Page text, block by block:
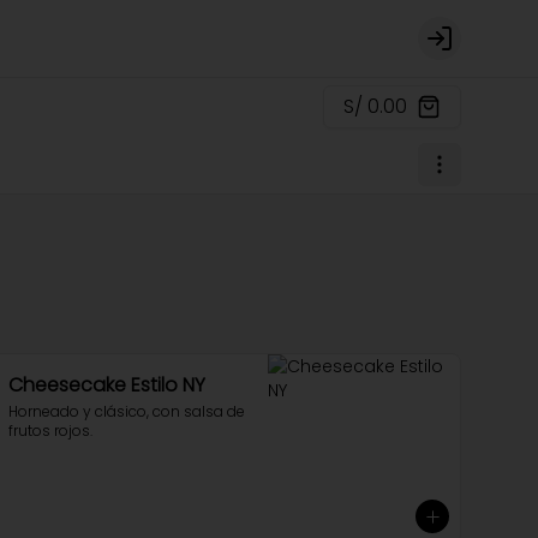
Login
S/ 0.00
Cheesecake Estilo NY
Horneado y clásico, con salsa de
frutos rojos.